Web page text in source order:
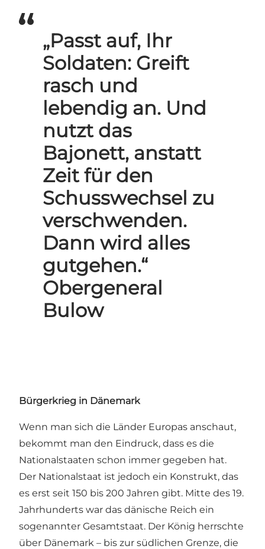
„Passt auf, Ihr
Soldaten: Greift
rasch und
lebendig an. Und
nutzt das
Bajonett, anstatt
Zeit für den
Schusswechsel zu
verschwenden.
Dann wird alles
gutgehen.“
Obergeneral
Bulow
Bürgerkrieg in Dänemark
Wenn man sich die Länder Europas anschaut,
bekommt man den Eindruck, dass es die
Nationalstaaten schon immer gegeben hat.
Der Nationalstaat ist jedoch ein Konstrukt, das
es erst seit 150 bis 200 Jahren gibt. Mitte des 19.
Jahrhunderts war das dänische Reich ein
sogenannter Gesamtstaat. Der König herrschte
über Dänemark – bis zur südlichen Grenze, die